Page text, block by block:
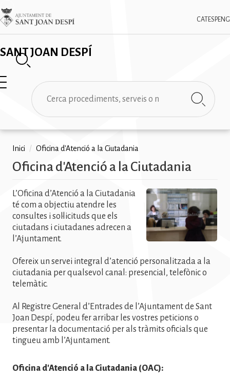
Vés
al
contingut
SANT JOAN DESPÍ
CAT ESPENG
Imatge
✕
Cerca
Fil
d'ariadna
Inici / Oficina d'Atenció a la Ciutadania
Oficina d'Atenció a la Ciutadania
L’Oficina d’Atenció a la Ciutadania
té com a objectiu atendre les
consultes i sol·licituds que els
ciutadans i ciutadanes adrecen a
l’Ajuntament.
Ofereix un servei integral d’atenció personalitzada a la
ciutadania per qualsevol canal: presencial, telefònic o
telemàtic.
Al Registre General d’Entrades de l’Ajuntament de Sant
Joan Despí, podeu fer arribar les vostres peticions o
presentar la documentació per als tràmits oficials que
tingueu amb l’Ajuntament.
Oficina d'Atenció a la Ciutadania (OAC):